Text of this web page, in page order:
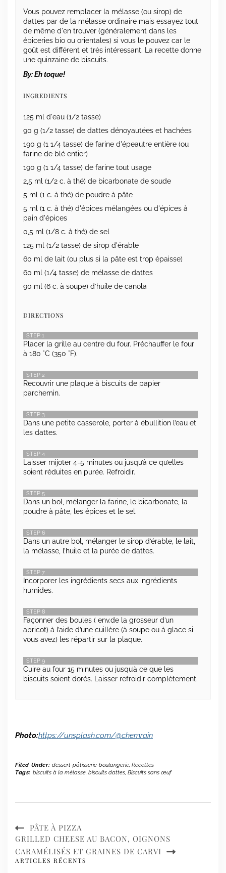
Vous pouvez remplacer la mélasse (ou sirop) de
dattes par de la mélasse ordinaire mais essayez tout
de même d'en trouver (généralement dans les
épiceries bio ou orientales) si vous le pouvez car le
goût est différent et très intéressant. La recette donne
une quinzaine de biscuits.
By:Eh toque!
INGREDIENTS
125 ml d'eau (1/2 tasse)
90 g (1/2 tasse) de dattes dénoyautées et hachées
190 g (1 1/4 tasse) de farine d'épeautre entière (ou
farine de blé entier)
190 g (1 1/4 tasse) de farine tout usage
2,5 ml (1/2 c. à thé) de bicarbonate de soude
5 ml (1 c. à thé) de poudre à pâte
5 ml (1 c. à thé) d'épices mélangées ou d'épices à
pain d'épices
0,5 ml (1/8 c. à thé) de sel
125 ml (1/2 tasse) de sirop d'érable
60 ml de lait (ou plus si la pâte est trop épaisse)
60 ml (1/4 tasse) de mélasse de dattes
90 ml (6 c. à soupe) d’huile de canola
DIRECTIONS
STEP 1
Placer la grille au centre du four. Préchauffer le four
à 180 °C (350 °F).
STEP 2
Recouvrir une plaque à biscuits de papier
parchemin.
STEP 3
Dans une petite casserole, porter à ébullition l’eau et
les dattes.
STEP 4
Laisser mijoter 4-5 minutes ou jusqu’à ce qu’elles
soient réduites en purée. Refroidir.
STEP 5
Dans un bol, mélanger la farine, le bicarbonate, la
poudre à pâte, les épices et le sel.
STEP 6
Dans un autre bol, mélanger le sirop d’érable, le lait,
la mélasse, l’huile et la purée de dattes.
STEP 7
Incorporer les ingrédients secs aux ingrédients
humides.
STEP 8
Façonner des boules ( env.de la grosseur d’un
abricot) à l’aide d’une cuillère (à soupe ou à glace si
vous avez) les répartir sur la plaque.
STEP 9
Cuire au four 15 minutes ou jusqu’à ce que les
biscuits soient dorés. Laisser refroidir complètement.
Photo:https://unsplash.com/@chemrain
Filed Under: dessert-pâtisserie-boulangerie, Recettes
Tags: biscuits à la mélasse, biscuits dattes, Biscuits sans œuf
PÂTE À PIZZA
GRILLED CHEESE AU BACON, OIGNONS
CARAMÉLISÉS ET GRAINES DE CARVI
ARTICLES RÉCENTS